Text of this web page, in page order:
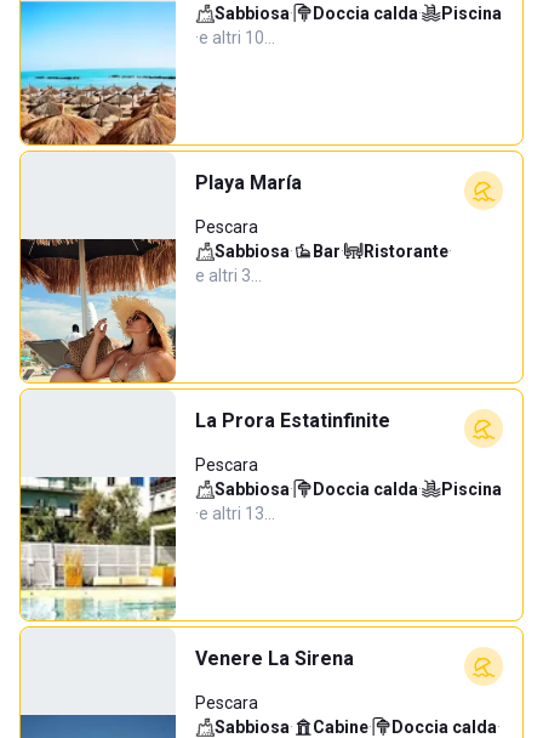
Sabbiosa· Doccia calda·
Piscina
·e altri 10…
Playa María
Pescara
Sabbiosa· Bar· Ristorante·
e altri 3…
La Prora Estatinfinite
Pescara
Sabbiosa· Doccia calda·
Piscina
·e altri 13…
Venere La Sirena
Pescara
Sabbiosa· Cabine· Doccia calda·